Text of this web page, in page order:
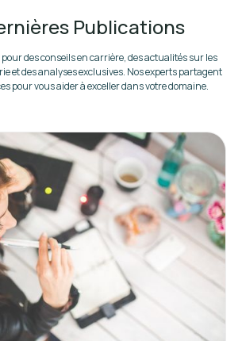
Publications
des conseils en carrière, des actualités sur les
et des analyses exclusives. Nos experts partagent
pour vous aider à exceller dans votre domaine.